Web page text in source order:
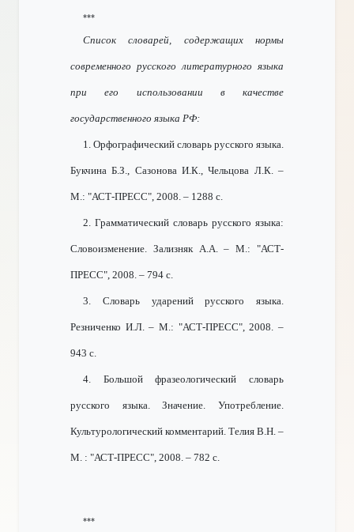
***
Список словарей, содержащих нормы
современного русского литературного языка
при его использовании в качестве
государственного языка РФ:
1. Орфографический словарь русского языка.
Букчина Б.З., Сазонова И.К., Чельцова Л.К. –
М.: "АСТ-ПРЕСС", 2008. – 1288 с.
2. Грамматический словарь русского языка:
Словоизменение. Зализняк А.А. – М.: "АСТ-
ПРЕСС", 2008. – 794 с.
3. Словарь ударений русского языка.
Резниченко И.Л. – М.: "АСТ-ПРЕСС", 2008. –
943 с.
4. Большой фразеологический словарь
русского языка. Значение. Употребление.
Культурологический комментарий. Телия В.Н. –
М. : "АСТ-ПРЕСС", 2008. – 782 с.
***